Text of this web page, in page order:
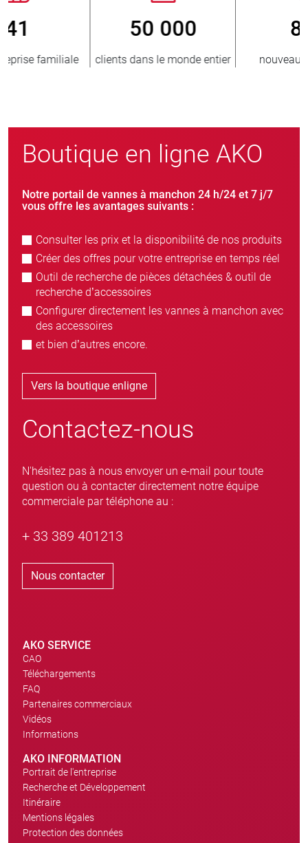
nouveaux clients/an
> 3 500 000
unités vendues
Boutique en ligne AKO
Notre portail de vannes à manchon 24 h/24 et 7 j/7
vous offre les avantages suivants :
Consulter les prix et la disponibilité de nos produits
Créer des offres pour votre entreprise en temps réel
Outil de recherche de pièces détachées & outil de
recherche d’accessoires
Configurer directement les vannes à manchon avec
des accessoires
et bien d’autres encore.
Vers la boutique enligne
Contactez-nous
N'hésitez pas à nous envoyer un e-mail pour toute
question ou à contacter directement notre équipe
commerciale par téléphone au :
+ 33 389 401213
Nous contacter
AKO SERVICE
CAO
Téléchargements
FAQ
Partenaires commerciaux
Vidéos
Informations
AKO INFORMATION
Portrait de l'entreprise
Recherche et Développement
Itinéraire
Mentions légales
Protection des données